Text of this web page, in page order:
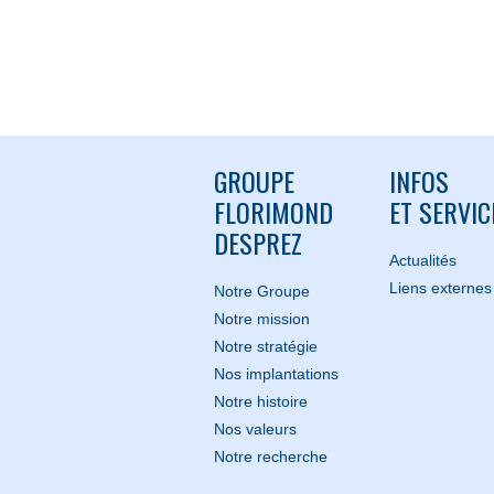
GROUPE
FLORIMOND
DESPREZ
Notre Groupe
Notre mission
Notre stratégie
Nos implantations
Notre histoire
Nos valeurs
Notre recherche
INFOS
ET
Actualités
Liens externes